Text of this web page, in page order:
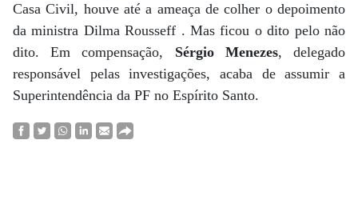
Casa Civil, houve até a ameaça de colher o depoimento
da ministra Dilma Rousseff . Mas ficou o dito pelo não
dito. Em compensação, Sérgio Menezes, delegado
responsável pelas investigações, acaba de assumir a
Superintendência da PF no Espírito Santo.